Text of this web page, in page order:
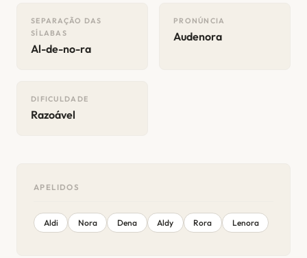
SEPARAÇÃO DAS
SÍLABAS
Al-de-no-ra
PRONÚNCIA
Audenora
DIFICULDADE
Razoável
APELIDOS
Aldi Nora Dena Aldy Rora Lenora